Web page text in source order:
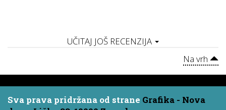
UČITAJ JOŠ RECENZIJA
Na vrh
Sva prava pridržana od strane Grafika - Nova